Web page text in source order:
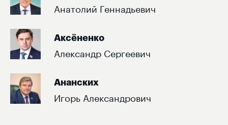
Анатолий Геннадьевич
Аксёненко
Александр Сергеевич
Ананских
Игорь Александрович